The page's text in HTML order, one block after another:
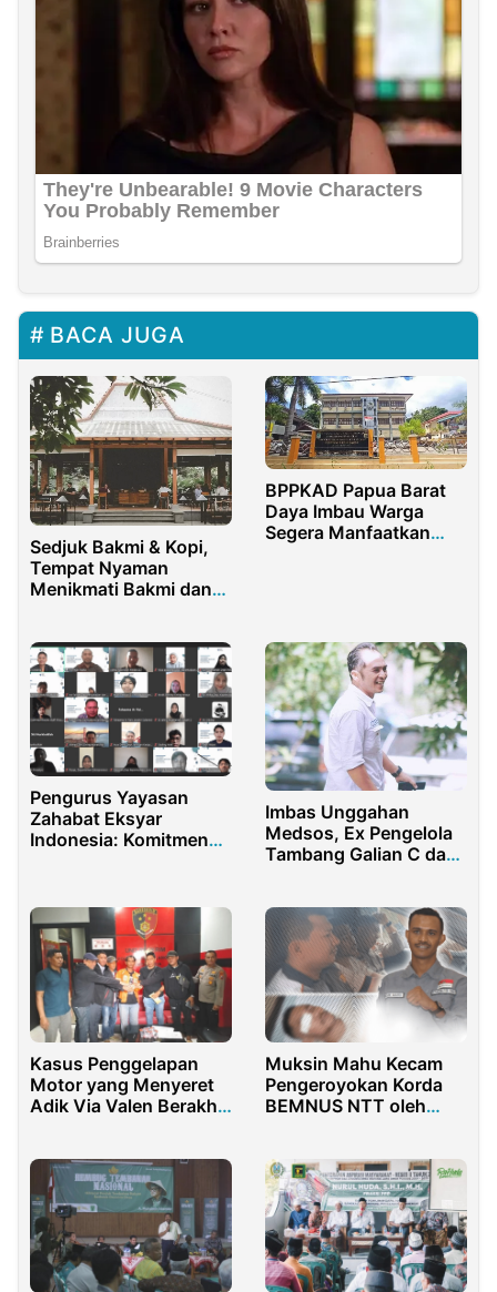
BACA JUGA
Sedjuk Bakmi & Kopi,
Tempat Nyaman
Menikmati Bakmi dan
BPPKAD Papua Barat
Daya Imbau Warga
Segera Manfaatkan
Pengurus Yayasan
Zahabat Eksyar
Indonesia: Komitmen
Imbas Unggahan
Medsos, Ex Pengelola
Tambang Galian C dan
Laporkan Ketua IWB
Kasus Penggelapan
Motor yang Menyeret
Adik Via Valen Berakhir
Muksin Mahu Kecam
Pengeroyokan Korda
BEMNUS NTT oleh